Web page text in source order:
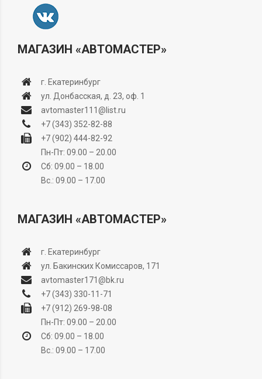
МАГАЗИН «АВТОМАСТЕР»
г. Екатеринбург
ул. Донбасская, д. 23, оф. 1
avtomaster111@list.ru
+7 (343) 352-82-88
+7 (902) 444-82-92
Пн-Пт: 09.00 – 20.00
Сб: 09.00 – 18.00
Вс.: 09.00 – 17.00
МАГАЗИН «АВТОМАСТЕР»
г. Екатеринбург
ул. Бакинских Комиссаров, 171
avtomaster171@bk.ru
+7 (343) 330-11-71
+7 (912) 269-98-08
Пн-Пт: 09.00 – 20.00
Сб: 09.00 – 18.00
Вс.: 09.00 – 17.00